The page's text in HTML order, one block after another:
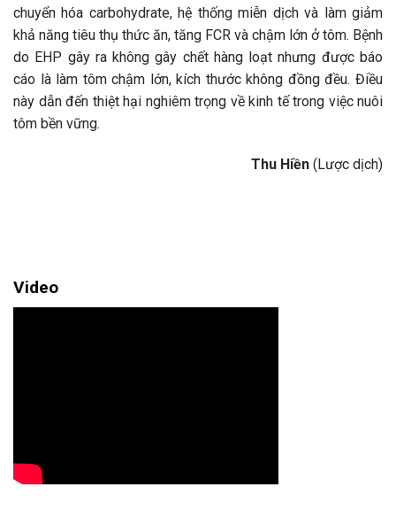
chuyển hóa carbohydrate, hệ thống miễn dịch và làm giảm
khả năng tiêu thụ thức ăn, tăng FCR và chậm lớn ở tôm. Bệnh
do EHP gây ra không gây chết hàng loạt nhưng được báo
cáo là làm tôm chậm lớn, kích thước không đồng đều. Điều
này dẫn đến thiệt hại nghiêm trọng về kinh tế trong việc nuôi
tôm bền vững.
Thu Hiền (Lược dịch)
Video